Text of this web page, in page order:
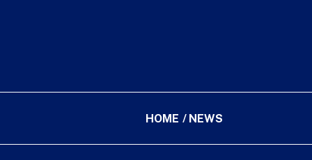
HOME NEWS